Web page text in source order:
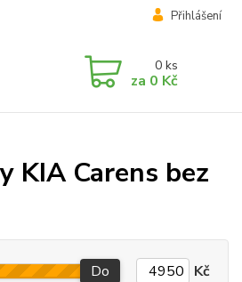
Přihlášení
0 ks
za 0 Kč
KIA Carens bez
Do Kč